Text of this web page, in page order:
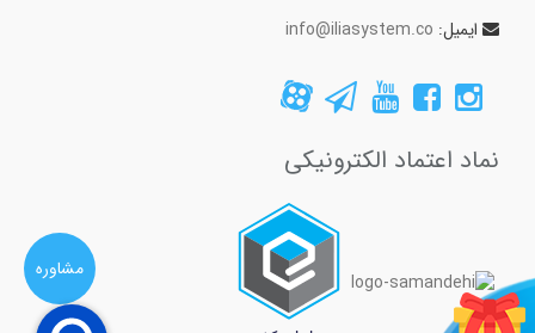
مشاوره
ایمیل: info@iliasystem.co
نماد اعتماد الکترونیکی